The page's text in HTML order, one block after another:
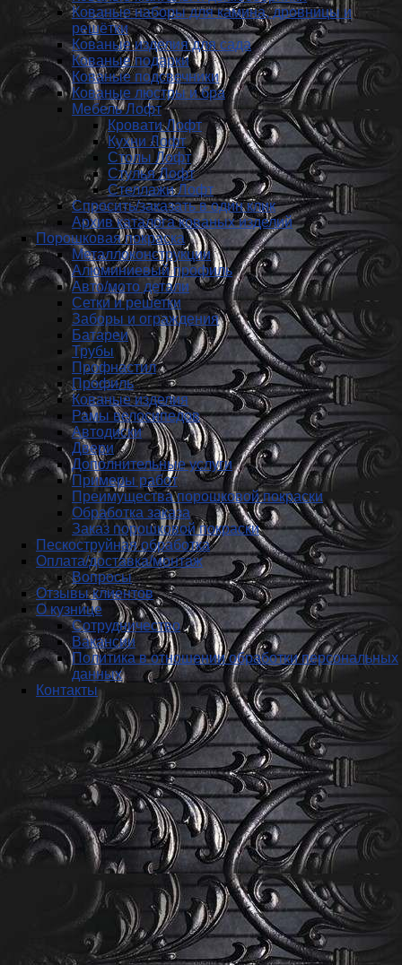
Кованые наборы для камина, дровницы и
решётки
Кованые изделия для сада
Кованые подарки
Кованые подсвечники
Кованые люстры и бра
Мебель Лофт
Кровати Лофт
Кухни Лофт
Столы Лофт
Стулья Лофт
Стеллажи Лофт
Спросить/заказать в один клик
Архив каталога кованых изделий
Порошковая покраска
Металлоконструкции
Алюминиевый профиль
Авто/мото детали
Сетки и решетки
Заборы и ограждения
Батареи
Трубы
Профнастил
Профиль
Кованые изделия
Рамы велосипедов
Автодиски
Двери
Дополнительные услуги
Примеры работ
Преимущества порошковой покраски
Обработка заказа
Заказ порошковой покраски
Пескоструйная обработка
Оплата/доставка/монтаж
Вопросы
Отзывы клиентов
О кузнице
Сотрудничество
Вакансии
Политика в отношении обработки персональных
данных
Контакты